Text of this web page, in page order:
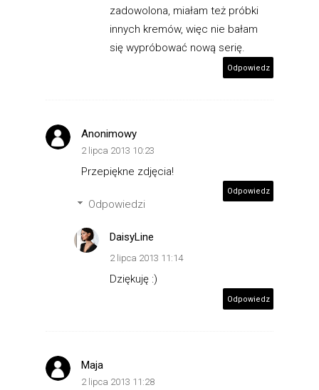
zadowolona, miałam też próbki
innych kremów, więc nie bałam
się wypróbować nową serię.
Odpowiedz
Anonimowy
2 lipca 2013 10:23
Przepiękne zdjęcia!
Odpowiedz
Odpowiedzi
DaisyLine
2 lipca 2013 11:14
Dziękuję :)
Odpowiedz
Maja
2 lipca 2013 11:28